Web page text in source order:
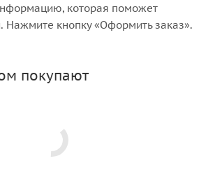
которая поможет
Нажмите кнопку «Оформить заказ».
покупают